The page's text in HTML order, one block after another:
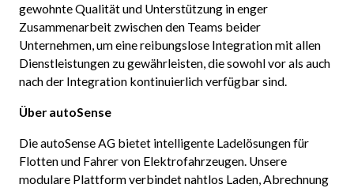
gewohnte Qualität und Unterstützung in enger
Zusammenarbeit zwischen den Teams beider
Unternehmen, um eine reibungslose Integration mit allen
Dienstleistungen zu gewährleisten, die sowohl vor als auch
nach der Integration kontinuierlich verfügbar sind.
Über autoSense
Die autoSense AG bietet intelligente Ladelösungen für
Flotten und Fahrer von Elektrofahrzeugen. Unsere
modulare Plattform verbindet nahtlos Laden, Abrechnung